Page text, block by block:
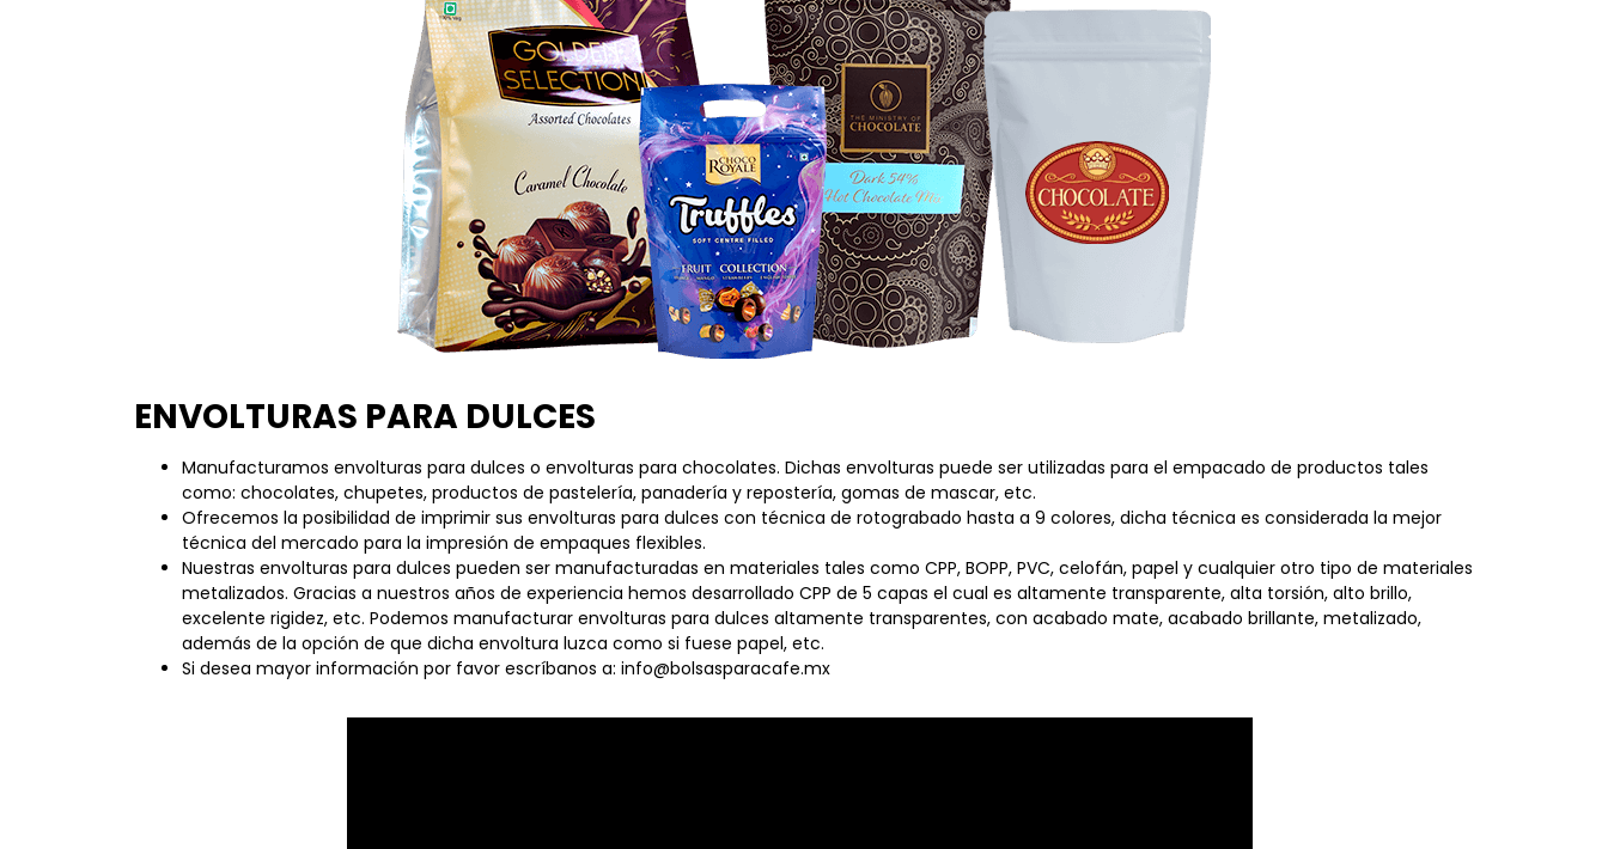
ENVOLTURAS PARA DULCES
Manufacturamos envolturas para dulces o envolturas para chocolates. Dichas envolturas puede ser utilizadas para el empacado de productos tales
como: chocolates, chupetes, productos de pastelería, panadería y repostería, gomas de mascar, etc.
Ofrecemos la posibilidad de imprimir sus envolturas para dulces con técnica de rotograbado hasta a 9 colores, dicha técnica es considerada la mejor
técnica del mercado para la impresión de empaques flexibles.
Nuestras envolturas para dulces pueden ser manufacturadas en materiales tales como CPP, BOPP, PVC, celofán, papel y cualquier otro tipo de materiales
metalizados. Gracias a nuestros años de experiencia hemos desarrollado CPP de 5 capas el cual es altamente transparente, alta torsión, alto brillo,
excelente rigidez, etc. Podemos manufacturar envolturas para dulces altamente transparentes, con acabado mate, acabado brillante, metalizado,
además de la opción de que dicha envoltura luzca como si fuese papel, etc.
Si desea mayor información por favor escríbanos a: info@bolsasparacafe.mx